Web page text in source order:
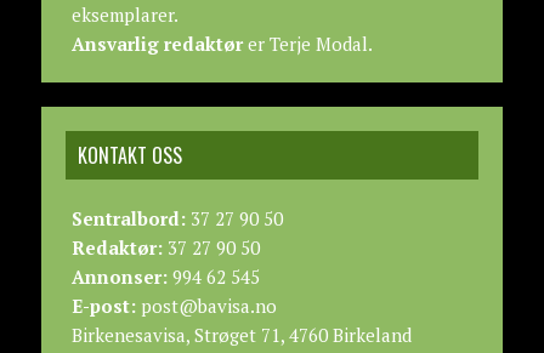
eksemplarer.
Ansvarlig redaktører Terje Modal.
KONTAKT OSS
Sentralbord:37 27 90 50
Redaktør:37 27 90 50
Annonser:994 62 545
E-post:post@bavisa.no
Birkenesavisa, Strøget 71, 4760 Birkeland